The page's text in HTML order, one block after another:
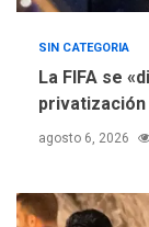
SIN CATEGORIA
La FIFA se
privatización
agosto 6, 2026